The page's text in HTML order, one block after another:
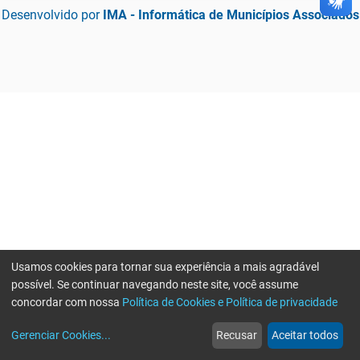
Desenvolvido por IMA - Informática de Municípios Associados
web
Notícias
more_horiz
Mais
Usamos cookies para tornar sua experiência a mais agradável
possível. Se continuar navegando neste site, você assume
concordar com nossa Política de Cookies e Política de privacidade
Gerenciar Cookies... Recusar Aceitar todos